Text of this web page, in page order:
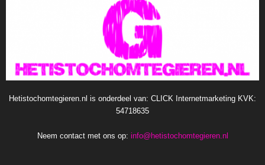
Hetistochomtegieren.nl is onderdeel van: CLICK Internetmarketing KVK:
54718635
Neem contact met ons op: info@hetistochomtegieren.nl